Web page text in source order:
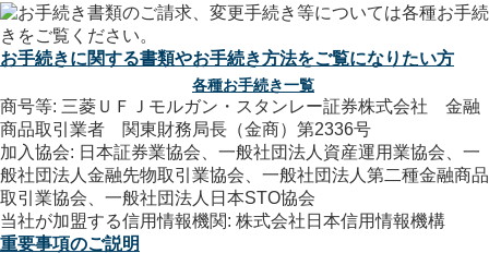
お手続きに関する書類やお手続き方法をご覧になりたい方
各種お手続き一覧
商号等: 三菱ＵＦＪモルガン・スタンレー証券株式会社 金融
商品取引業者 関東財務局長（金商）第2336号
加入協会: 日本証券業協会、一般社団法人資産運用業協会、一
般社団法人金融先物取引業協会、一般社団法人第二種金融商品
取引業協会、一般社団法人日本STO協会
当社が加盟する信用情報機関: 株式会社日本信用情報機構
重要事項のご説明